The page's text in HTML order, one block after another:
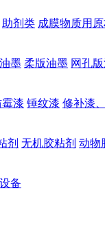
助剂类 成膜物质用
墨 柔版油墨 网孔
霉漆 锤纹漆 修补漆
剂 无机胶粘剂 动物
备